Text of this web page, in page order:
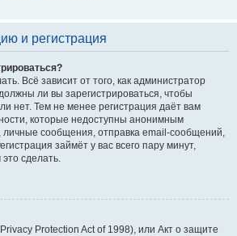
и регистрация
Всё зависит от того, как администратор
ли вы зарегистрироваться, чтобы
нет. Тем не менее регистрация даёт вам
которые недоступны анонимным
личные сообщения, отправка email-сообщений,
займёт у вас всего пару минут,
сделать.
Protection Act of 1998), или Акт о защите